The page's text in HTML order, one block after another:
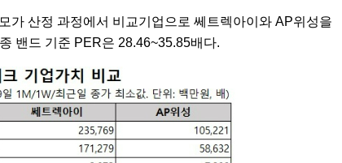
가 산정 과정에서 비교기업으로 쎄트렉아이와 AP위성을
밴드 기준 PER은 28.46~35.85배다.